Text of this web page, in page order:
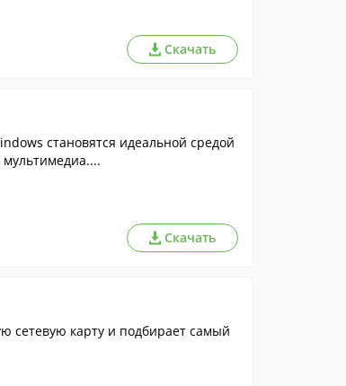
Скачать
становятся идеальной средой
Скачать
сетевую карту и подбирает самый